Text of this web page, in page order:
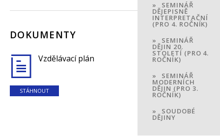
DOKUMENTY
Vzdělávací plán
STÁHNOUT
SEMINÁŘ
DĚJEPISNĚ
INTERPRETAČNÍ
(PRO 4. ROČNÍK)
SEMINÁŘ
DĚJIN 20.
STOLETÍ (PRO 4.
ROČNÍK)
SEMINÁŘ
MODERNÍCH
DĚJIN (PRO 3.
ROČNÍK)
SOUDOBÉ
DĚJINY